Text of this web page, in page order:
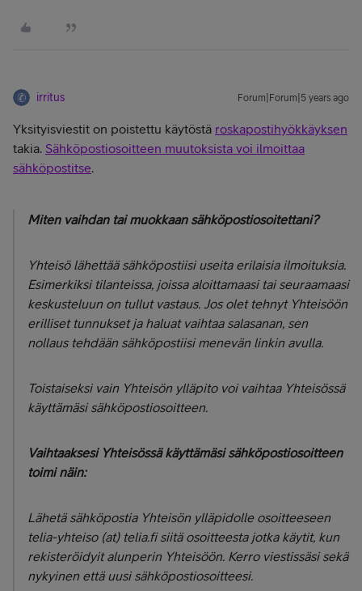
irritus Forum|Forum|5 years ago
Yksityisviestit on poistettu käytöstä roskapostihyökkäyksen
takia. Sähköpostiosoitteen muutoksista voi ilmoittaa
sähköpostitse
Miten vaihdan tai muokkaan sähköpostiosoitettani?
Yhteisö lähettää sähköpostiisi useita erilaisia ilmoituksia.
Esimerkiksi tilanteissa, joissa aloittamaasi tai seuraamaasi
keskusteluun on tullut vastaus. Jos olet tehnyt Yhteisöön
erilliset tunnukset ja haluat vaihtaa salasanan, sen
nollaus tehdään sähköpostiisi menevän linkin avulla.
Toistaiseksi vain Yhteisön ylläpito voi vaihtaa Yhteisössä
käyttämäsi sähköpostiosoitteen.
Vaihtaaksesi Yhteisössä käyttämäsi sähköpostiosoitteen
toimi näin:
Lähetä sähköpostia Yhteisön ylläpidolle osoitteeseen
telia-yhteiso (at) telia.fi siitä osoitteesta jotka käytit, kun
rekisteröidyit alunperin Yhteisöön. Kerro viestissäsi sekä
nykyinen että uusi sähköpostiosoitteesi.